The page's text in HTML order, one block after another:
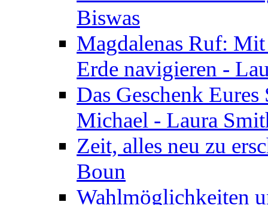
Biswas
Magdalenas Ruf:
Erde navigieren -
Das Geschenk
Michael - Laura
Zeit, alles neu zu
Boun
Wahlmöglichkeiten